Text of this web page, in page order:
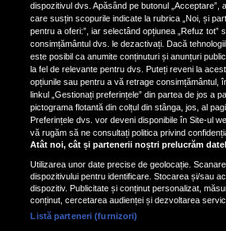
Nicki Minaj,
de fostul
din proces
Nicki Minaj le-a
dispozitivul dvs. Apăsând pe butonul „Acceptare”,
care susțin scopurile indicate la rubrica „Noi, și
pentru a oferi:”, iar selectând opțiunea „Refuz tot”
consimțământul dvs. le dezactivați. Dacă
este posibil ca anumite conținuturi și anunțuri
la fel de relevante pentru dvs. Puteți reveni la
opțiunile sau pentru a vă retrage consimțământul,
linkul „Gestionați preferințele” din partea de jos a
pictograma flotantă din colțul din stânga, jos, al
Preferințele dvs. vor deveni disponibile în Site-ul
vă rugăm să ne consultați politica privind
Atât noi, cât și partenerii noștri prelucrăm
Utilizarea unor date precise de geolocație.
dispozitivului pentru identificare. Stocarea și/sau
dispozitiv. Publicitate și conținut personalizat,
conținut, cercetarea audienței și dezvoltarea
Listă parteneri (furnizori)